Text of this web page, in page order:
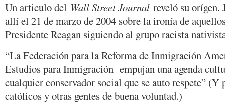
Un articulo del Wall Street Journal reveló su
allí el 21 de marzo de 2004 sobre la ironía de
Presidente Reagan siguiendo al grupo racista
“La Federación para la Reforma de Inmigración
Estudios para Inmigración empujan una agenda
cualquier conservador social que se auto respete” (Y
católicos y otras gentes de buena voluntad.)